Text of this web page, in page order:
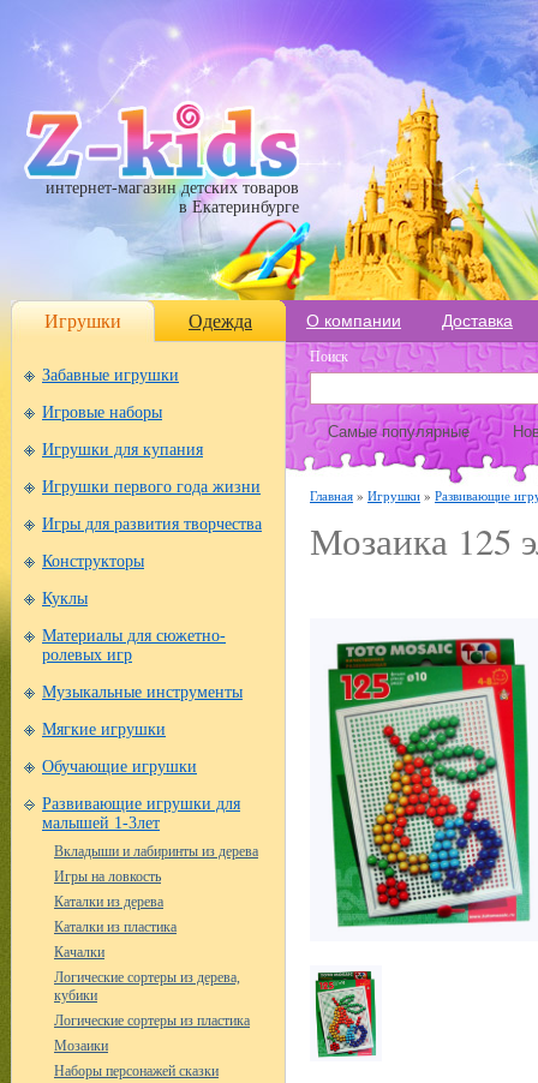
интернет-магазин детских товаров
в Екатеринбурге
Игрушки Одежда О компании Доставка
Забавные игрушки
Игровые наборы
Игрушки для купания
Игрушки первого года жизни
Игры для развития творчества
Конструкторы
Куклы
Материалы для сюжетно-
ролевых игр
Музыкальные инструменты
Мягкие игрушки
Обучающие игрушки
Развивающие игрушки для
малышей 1-3лет
Вкладыши и лабиринты из дерева
Игры на ловкость
Каталки из дерева
Каталки из пластика
Качалки
Логические сортеры из дерева,
кубики
Логические сортеры из пластика
Мозаики
Наборы персонажей сказки
Поиск
Самые популярные
Главная » Игрушки » Развивающие
Мозаика 125